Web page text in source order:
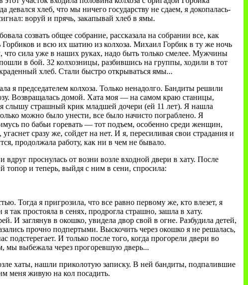
девался хлеб, что мы ничего государству не сдаем, я докопалась-
воруй и прячь, закапывай хлеб в ямы.
созвать общее собрание, рассказала на собрании все, как
и всю их шатию из колхоза. Михаил Горбик в ту же ночь
что сила уже в наших руках, надо быть только смелее. Мужчины
в бой. 32 колхозницы, разбившись на группы, ходили в тот
хлеб. Стали быстро открываться ямы...
я председателем колхоза. Только ненадолго. Бандиты решили
Возвращалась домой. Хата моя — на самом краю станицы,
я слышу страшный крик младшей дочери (ей 11 лет). Я нашла
можно было унести, все было начисто пограблено. Я
по бабьи горевать — тот подъем, особенно среди женщин,
сразу же, сойдет на нет. И я, пересиливая свои страдания и
продолжала работу, как ни в чем не бывало.
вдруг проснулась от возни возле входной двери в хату. После
топор и теперь, выйдя с ним в сени, спросила:
Тогда я пригрозила, что все равно первому же, кто влезет, я
так простояла в сенях, продрогла страшно, зашла в хату.
И заглянув в окошко, увидела двор свой в огне. Разбудила детей,
прочно подпертыми. Выскочить через окошко я не решалась,
подстерегает. И только после того, когда прогорели двери во
мы выбежала через прогоревшую дверь...
хаты, нашли приколотую записку. В ней бандиты, подпалившие
меня живую на кол посадить.